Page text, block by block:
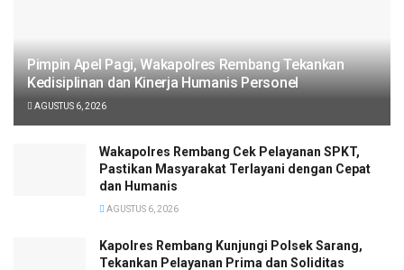
Pimpin Apel Pagi, Wakapolres Rembang Tekankan
Kedisiplinan dan Kinerja Humanis Personel
AGUSTUS 6, 2026
Wakapolres Rembang Cek Pelayanan SPKT,
Pastikan Masyarakat Terlayani dengan Cepat
dan Humanis
AGUSTUS 6, 2026
Kapolres Rembang Kunjungi Polsek Sarang,
Tekankan Pelayanan Prima dan Soliditas